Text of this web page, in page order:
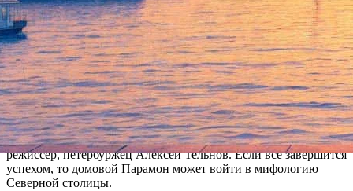
Смотреть фоторепортаж
В школу на Соляном переулке приехала съемочная группа
киностудии «Лендок». В мистическом фильме «Легенды
Петербурга: Ключ Времени» замрет время на часах
Петропавловской крепости, и девочка вернется в семью.
Съемки пройдут на фоне ключевых мест города, а за результат
отвечает директор киностудии, сценарист и одновременно
режиссер, петербуржец Алексей Тельнов. Если все завершится
успехом, то домовой Парамон может войти в мифологию
Северной столицы.